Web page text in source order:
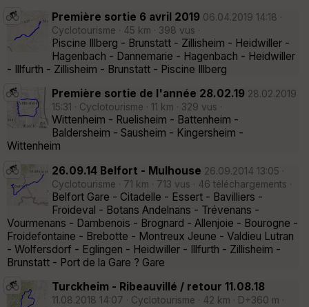
Première sortie 6 avril 2019 06.04.2019 14:18 ·
Cyclotourisme · 45 km · 398 vus ·
Piscine Illberg - Brunstatt - Zillisheim - Heidwiller -
Hagenbach - Dannemarie - Hagenbach - Heidwiller
- Illfurth - Zillisheim - Brunstatt - Piscine Illberg
Première sortie de l'année 28.02.19 28.02.2019
15:31 · Cyclotourisme · 11 km · 329 vus ·
Wittenheim - Ruelisheim - Battenheim -
Baldersheim - Sausheim - Kingersheim -
Wittenheim
26.09.14 Belfort - Mulhouse 26.09.2014 13:05 ·
Cyclotourisme · 71 km · 713 vus · 46 téléchargements ·
Belfort Gare - Citadelle - Essert - Bavilliers -
Froideval - Botans Andelnans - Trévenans -
Vourmenans - Dambenois - Brognard - Allenjoie - Bourogne -
Froidefontaine - Brebotte - Montreux Jeune - Valdieu Lutran
- Wolfersdorf - Eglingen - Heidwiller - Illfurth - Zillisheim -
Brunstatt - Port de la Gare ? Gare
Turckheim - Ribeauvillé / retour 11.08.18
11.08.2018 14:07 · Cyclotourisme · 42 km · D+360 m ·